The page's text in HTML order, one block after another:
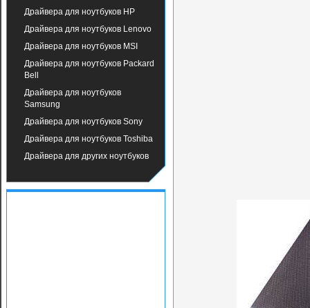
Драйвера для ноутбуков HP
Драйвера для ноутбуков Lenovo
Драйвера для ноутбуков MSI
Драйвера для ноутбуков Packard
Bell
Драйвера для ноутбуков
Samsung
Драйвера для ноутбуков Sony
Драйвера для ноутбуков Toshiba
Драйвера для других ноутбуков